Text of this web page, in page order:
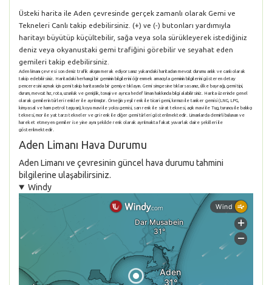
Üsteki harita ile Aden çevresinde gerçek zamanlı olarak Gemi ve
Tekneleri Canlı takip edebilirsiniz. (+) ve (-) butonları yardımıyla
haritayı büyütüp küçültebilir, sağa veya sola sürükleyerek istediğiniz
deniz veya okyanustaki gemi trafiğini görebilir ve seyahat eden
gemileri takip edebilirsiniz.
Aden limanı çevresi son deniz trafik akışını merak ediyorsanız yukarıdaki haritadan mevcut durumu anlık ve canlı olarak
takip edebilirsiniz. Haritadaki herhangi bir geminin bilgilerini öğrenmek amacıyla geminin bilgilerini gösteren detay
penceresini açmak için gemi takip haritasında bir gemiye tıklayın. Gemi simgesine tıklarsasanız, ülke bayrağı, gemi tipi,
durum, mevcut hız, rota, uzunluk ve genişlik, tonajı ve ayrıca hedef liman hakkında bilgi alabilirsiniz. Harita üzerinde genel
olarak gemilerin türleri renkler ile ayrılmıştır. Örneğin yeşil renk ile ticari gemi, kırmızı ile tanker gemisi (LNG, LPG,
kimyasal ve ham petrol taşıyan), koyu mavi ile yolcu gemisi, sarı renk ile sürat teknesi, açık mavi ile Tug, turuncu ile balıkçı
teknesi, mor ile yat tarzı tekneler ve gri renk ile diğer gemi türleri gösterilmektedir. Limanlarda demirli bulunan ve
hareket etmeyen gemiler ise yine aynı şekilde renk olarak ayrılmakta fakat yuvarlak daire şekilleri ile
gösterilmektedir.
Aden Limanı Hava Durumu
Aden Limanı ve çevresinin güncel hava durumu tahmini
bilgilerine ulaşabilirsiniz.
Windy